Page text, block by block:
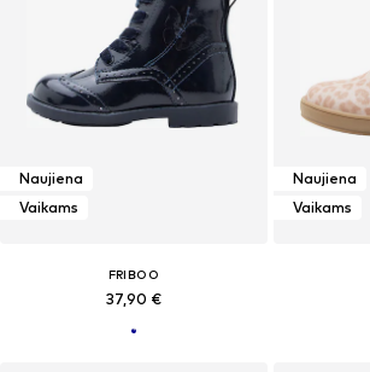
Naujiena
Vaikams
FRIBOO
37,90 €
Naujiena
Vaikams